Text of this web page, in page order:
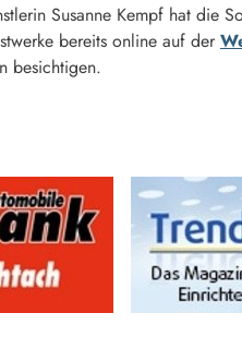
Susanne Kempf hat die
bereits online auf der
besichtigen.